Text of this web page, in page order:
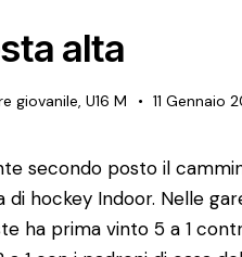
alta
giovanile U16 M 11 Gennaio
secondo posto il
hockey Indoor. Nelle
ha prima vinto 5 a 1